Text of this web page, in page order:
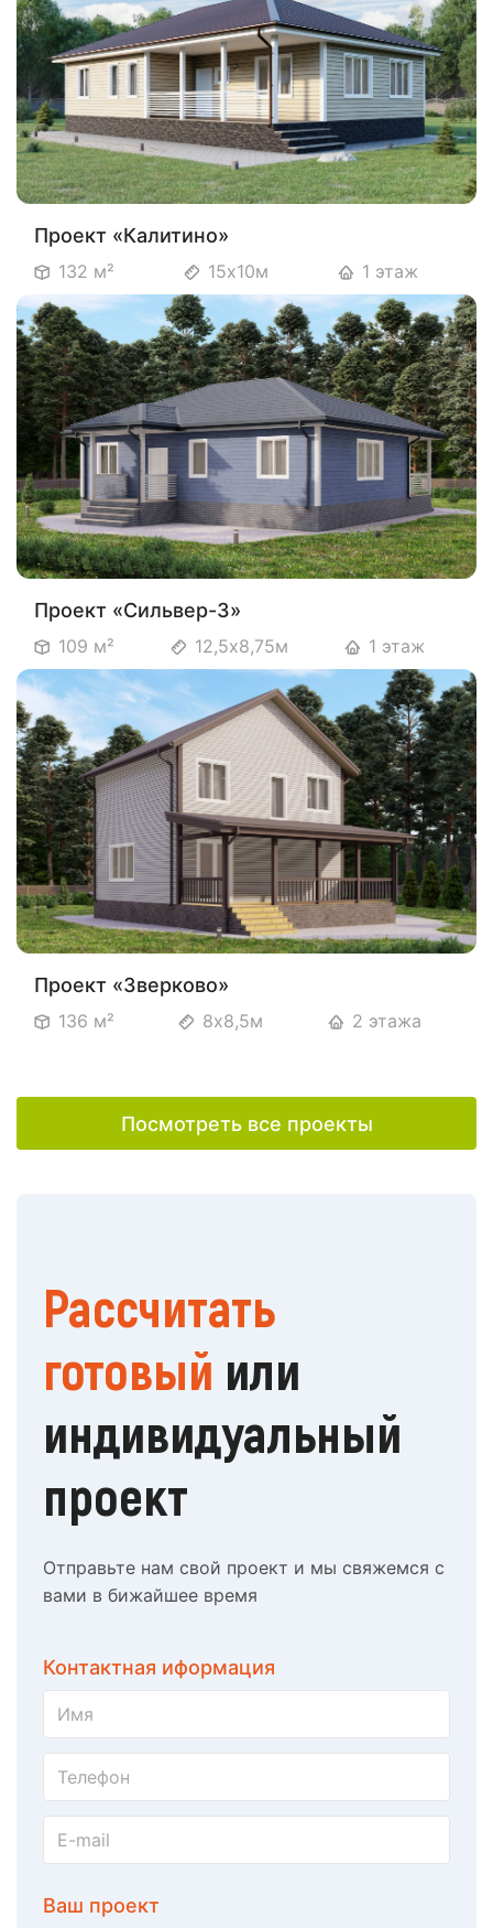
Проект «Калитино»
132 м² 15х10м 1 этаж
Проект «Сильвер-3»
109 м² 12,5х8,75м 1 этаж
Проект «Зверково»
136 м² 8х8,5м 2 этажа
Посмотреть все проекты
Рассчитать
готовый или
индивидуальный
проект
Отправьте нам свой проект и мы свяжемся с
вами в бижайшее время
Контактная иформация
Ваш проект